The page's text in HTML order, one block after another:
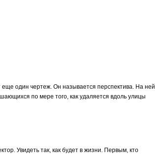
еще один чертеж. Он называется перспекти­ва. На ней
по мере того, как удаляет­ся вдоль улицы
Увидеть так, как будет в жизни. Первым, кто